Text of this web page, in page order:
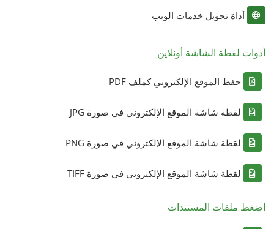
أداة تحويل خدمات الويب
أدوات لقطة الشاشة أونلاين
حفظ الموقع الإلكتروني كملف PDF
لقطة شاشة الموقع الإلكتروني في صورة JPG
لقطة شاشة الموقع الإلكتروني في صورة PNG
لقطة شاشة الموقع الإلكتروني في صورة TIFF
اضغط ملفات المستندات